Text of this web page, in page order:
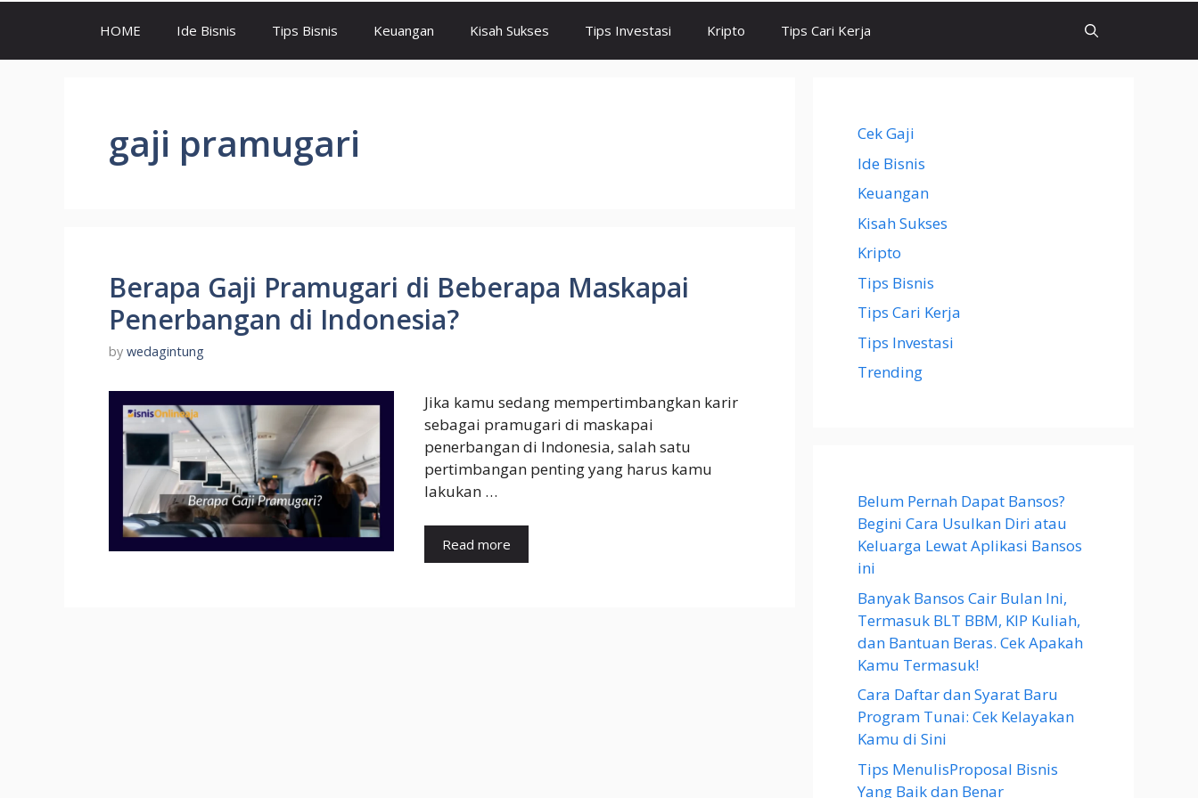
HOME Ide Bisnis Tips Bisnis Keuangan Kisah Sukses Tips Investasi Kripto Tips Cari Kerja
gaji pramugari
Berapa Gaji Pramugari di Beberapa Maskapai
Penerbangan di Indonesia?
by wedagintung
Jika kamu sedang mempertimbangkan karir
sebagai pramugari di maskapai
penerbangan di Indonesia, salah satu
pertimbangan penting yang harus kamu
lakukan …
Read more
Cek Gaji
Ide Bisnis
Keuangan
Kisah Sukses
Kripto
Tips Bisnis
Tips Cari Kerja
Tips Investasi
Trending
Belum Pernah Dapat Bansos?
Begini Cara Usulkan Diri atau
Keluarga Lewat Aplikasi Bansos
ini
Banyak Bansos Cair Bulan Ini,
Termasuk BLT BBM, KIP Kuliah,
dan Bantuan Beras. Cek Apakah
Kamu Termasuk!
Cara Daftar dan Syarat Baru
Program Tunai: Cek Kelayakan
Kamu di Sini
Tips MenulisProposal Bisnis
Yang Baik dan Benar